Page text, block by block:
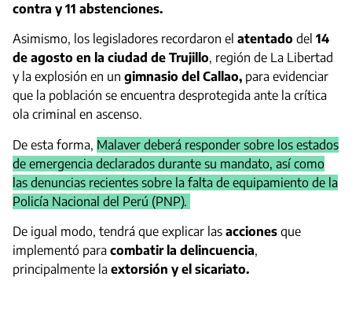
contra y 11 abstenciones.
Asimismo, los legisladores recordaron el atentado del 14
de agosto en la ciudad de Trujillo, región de La Libertad
y la explosión en un gimnasio del Callao, para evidenciar
que la población se encuentra desprotegida ante la crítica
ola criminal en ascenso.
De esta forma, Malaver deberá responder sobre los estados
de emergencia declarados durante su mandato, así como
las denuncias recientes sobre la falta de equipamiento de la
Policía Nacional del Perú (PNP).
De igual modo, tendrá que explicar las acciones que
implementó para combatir la delincuencia,
principalmente la extorsión y el sicariato.